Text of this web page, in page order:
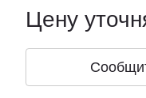
Цену